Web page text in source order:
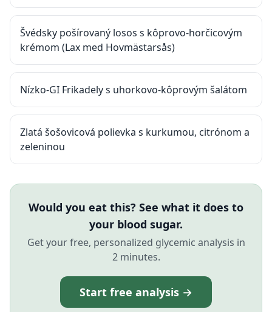
Švédsky pošírovaný losos s kôprovo-horčicovým
krémom (Lax med Hovmästarsås)
Nízko-GI Frikadely s uhorkovo-kôprovým šalátom
Zlatá šošovicová polievka s kurkumou, citrónom a
zeleninou
Would you eat this? See what it does to
your blood sugar.
Get your free, personalized glycemic analysis in
2 minutes.
Start free analysis →